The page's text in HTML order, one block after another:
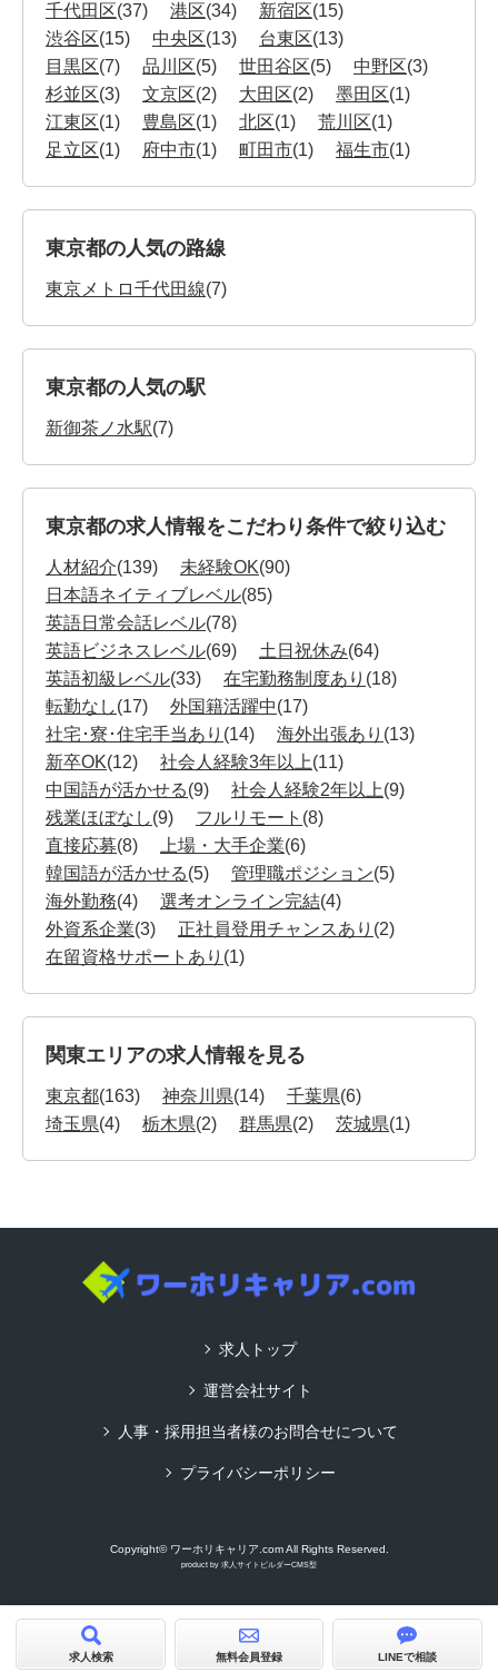
千代田区(37) 港区(34) 新宿区(15)
渋谷区(15) 中央区(13) 台東区(13)
目黒区(7) 品川区(5) 世田谷区(5) 中野区(3)
杉並区(3) 文京区(2) 大田区(2) 墨田区(1)
江東区(1) 豊島区(1) 北区(1) 荒川区(1)
足立区(1) 府中市(1) 町田市(1) 福生市(1)
東京都の人気の路線
東京メトロ千代田線(7)
東京都の人気の駅
新御茶ノ水駅(7)
東京都の求人情報をこだわり条件で絞り込む
人材紹介(139) 未経験OK(90)
日本語ネイティブレベル(85)
英語日常会話レベル(78)
英語ビジネスレベル(69) 土日祝休み(64)
英語初級レベル(33) 在宅勤務制度あり (18)
転勤なし(17) 外国籍活躍中(17)
社宅･寮･住宅手当あり (14) 海外出張あり (13)
新卒OK(12) 社会人経験3年以上(11)
中国語が活かせる(9) 社会人経験2年以上(9)
残業ほぼなし(9) フルリモート (8)
直接応募(8) 上場・大手企業(6)
韓国語が活かせる(5) 管理職ポジション(5)
海外勤務(4) 選考オンライン完結(4)
外資系企業(3) 正社員登用チャンスあり (2)
在留資格サポートあり (1)
関東エリアの求人情報を見る
東京都(163) 神奈川県(14) 千葉県(6)
埼玉県(4) 栃木県(2) 群馬県(2) 茨城県(1)
求人検索 無料会員登録 LINEで相談
求人トップ
運営会社サイト
人事・採用担当者様のお問合せについて
プライバシーポリシー
Copyright© ワーホリキャリア.com All Rights Reserved.
product by 求人サイトビルダーCMS型